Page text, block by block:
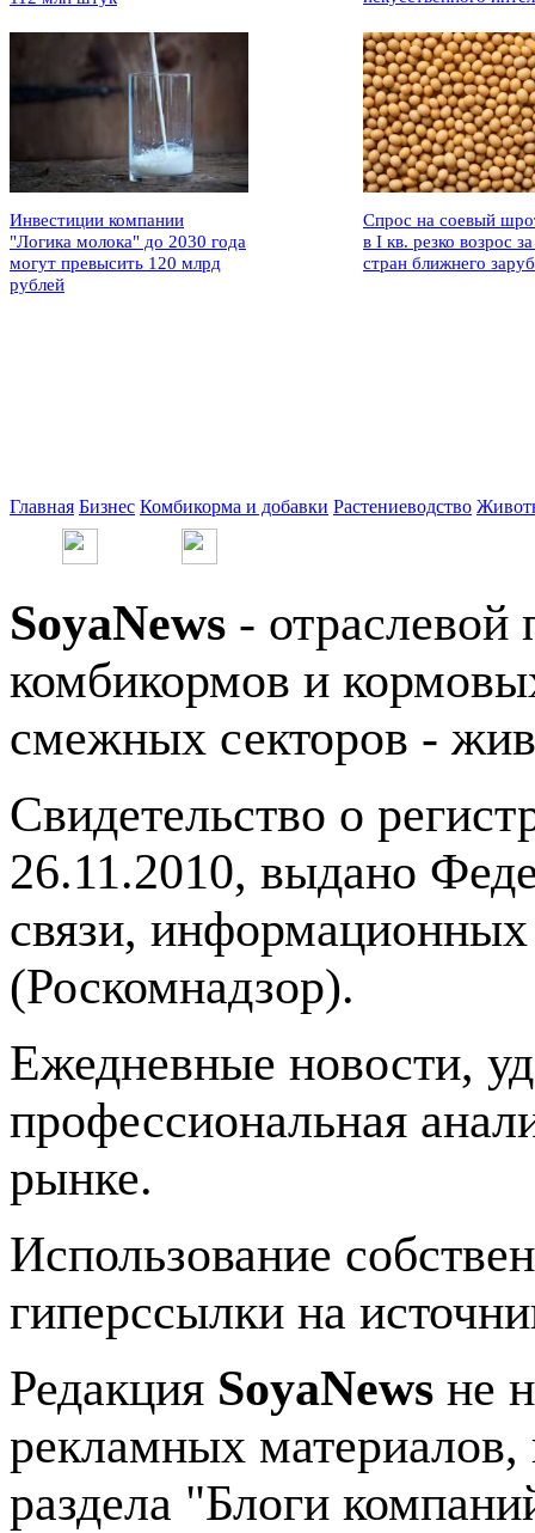
Инвестиции компании
"Логика молока" до 2030 года
могут превысить 120 млрд
рублей
Спрос на соевый
в I кв. резко возрос
стран ближнего
Главная Бизнес Комбикорма и добавки Растениеводство
SoyaNews - отраслевой
комбикормов и
смежных секторов -
Свидетельство о
26.11.2010, выдано
связи,
(Роскомнадзор).
Ежедневные новости,
профессиональная
рынке.
Использование
гиперссылки на
Редакция SoyaNews не
рекламных
раздела "Блоги